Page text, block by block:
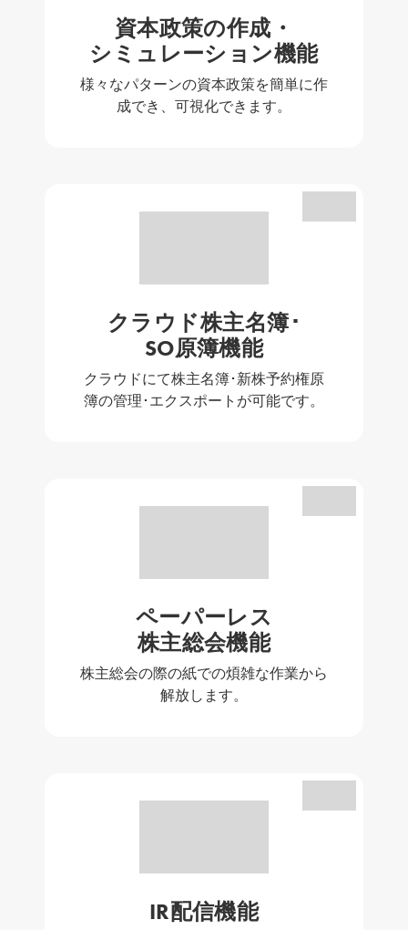
資本政策の作成・
シミュレーション機能
様々なパターンの資本政策を簡単に作
成でき、可視化できます。
クラウド株主名簿･
SO原簿機能
クラウドにて株主名簿･新株予約権原
簿の管理･エクスポートが可能です。
ペーパーレス
株主総会機能
株主総会の際の紙での煩雑な作業から
解放します。
IR配信機能